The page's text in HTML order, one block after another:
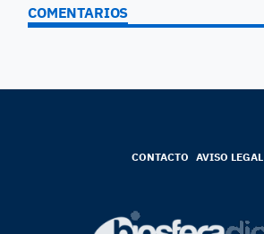
COMENTARIOS
CONTACTO AVISO LEGAL